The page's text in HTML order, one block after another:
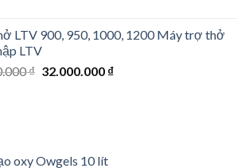
26.500.000 ₫.23.500.000 ₫.
LTV 900, 950, 1000, 1200 Máy trợ thở
LTV
₫ Original
32.000.000 ₫Current
oxy Owgels 10 lít